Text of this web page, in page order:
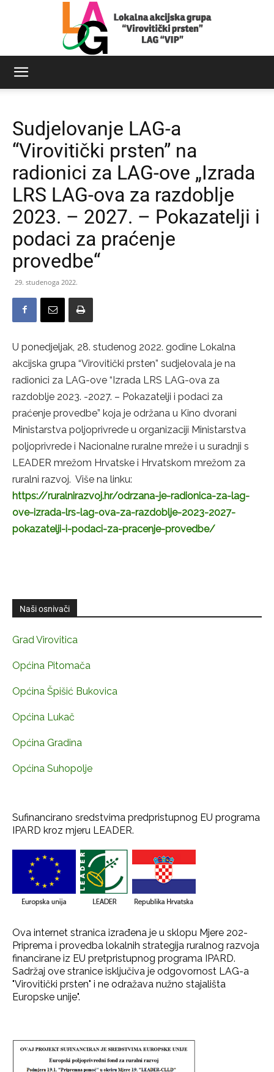
Virovitički
prsten
Sudjelovanje LAG-a
“Virovitički prsten” na
radionici za LAG-ove „Izrada
LRS LAG-ova za razdoblje
2023. – 2027. – Pokazatelji i
podaci za praćenje
provedbe“
29. studenoga 2022.
U ponedjeljak, 28. studenog 2022. godine Lokalna
akcijska grupa “Virovitički prsten” sudjelovala je na
radionici za LAG-ove “Izrada LRS LAG-ova za
razdoblje 2023. -2027. – Pokazatelji i podaci za
praćenje provedbe” koja je održana u Kino dvorani
Ministarstva poljoprivrede u organizaciji Ministarstva
poljoprivrede i Nacionalne ruralne mreže i u suradnji s
LEADER mrežom Hrvatske i Hrvatskom mrežom za
ruralni razvoj. Više na linku:
https://ruralnirazvoj.hr/odrzana-je-radionica-za-lag-
ove-izrada-lrs-lag-ova-za-razdoblje-2023-2027-
pokazatelji-i-podaci-za-pracenje-provedbe/
Naši osnivači
Grad Virovitica
Općina Pitomača
Općina Špišić Bukovica
Općina Lukač
Općina Gradina
Općina Suhopolje
Sufinancirano sredstvima predpristupnog EU programa
IPARD kroz mjeru LEADER.
Ova internet stranica izrađena je u sklopu Mjere 202-
Priprema i provedba lokalnih strategija ruralnog razvoja
financirane iz EU pretpristupnog programa IPARD.
Sadržaj ove stranice isključiva je odgovornost LAG-a
"Virovitički prsten" i ne odražava nužno stajališta
Europske unije".